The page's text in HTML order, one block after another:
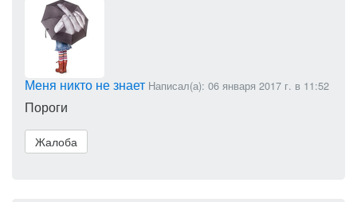
Меня никто не знает Написал(а): 06 января 2017 г. в 11:52
Пороги
Жалоба